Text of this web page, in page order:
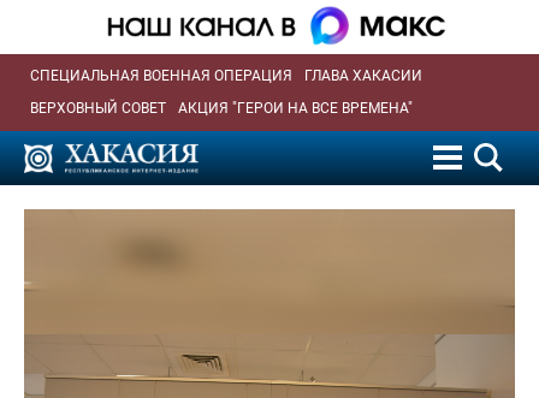
СПЕЦИАЛЬНАЯ ВОЕННАЯ ОПЕРАЦИЯ
ГЛАВА ХАКАСИИ
ВЕРХОВНЫЙ СОВЕТ
АКЦИЯ "ГЕРОИ НА ВСЕ ВРЕМЕНА"